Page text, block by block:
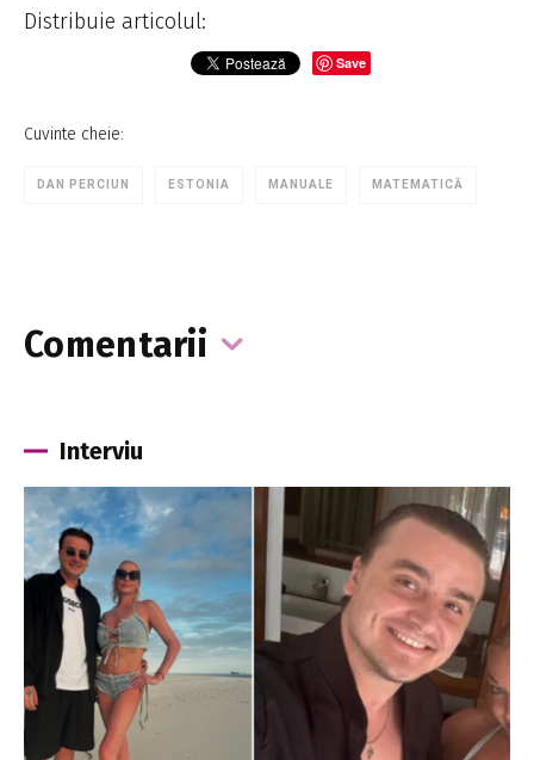
Distribuie articolul:
Save
Cuvinte cheie:
DAN PERCIUN ESTONIA MANUALE MATEMATICĂ
Comentarii
Interviu